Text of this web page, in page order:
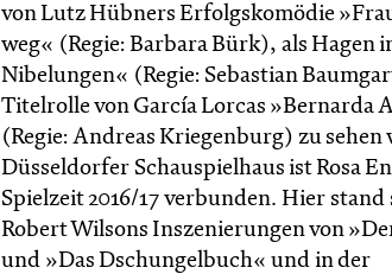
von Lutz Hübners Erfolgskomödie
weg« (Regie: Barbara Bürk), als Hagen
Nibelungen« (Regie: Sebastian
Titelrolle von García Lorcas »Bernarda
(Regie: Andreas Kriegenburg) zu sehen
Düsseldorfer Schauspielhaus ist Rosa
Spielzeit 2016/17 verbunden. Hier stand
Robert Wilsons Inszenierungen von
und »Das Dschungelbuch« und in der